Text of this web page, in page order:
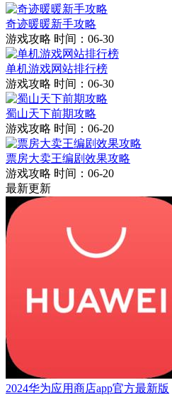
奇迹暖暖新手攻略
游戏攻略 时间：06-30
单机游戏网站排行榜
游戏攻略 时间：06-30
蜀山天下前期攻略
游戏攻略 时间：06-20
票房大卖王编剧效果攻略
游戏攻略 时间：06-20
最新更新
2024华为应用商店app官方最新版